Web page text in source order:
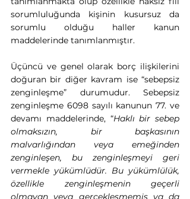
sorumluluğunda kişinin kusursuz da
sorumlu olduğu haller kanun
maddelerinde tanımlanmıştır.
Üçüncü ve genel olarak borç ilişkilerini
doğuran bir diğer kavram ise “sebepsiz
zenginleşme” durumudur. Sebepsiz
zenginleşme 6098 sayılı kanunun 77. ve
devamı maddelerinde, “Haklı bir sebep
olmaksızın, bir başkasının
malvarlığından veya emeğinden
zenginleşen, bu zenginleşmeyi geri
vermekle yükümlüdür. Bu yükümlülük,
özellikle zenginleşmenin geçerli
olmayan veya gerçekleşmemiş ya da